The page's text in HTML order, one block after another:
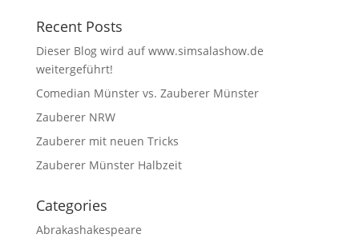
Recent Posts
Dieser Blog wird auf www.simsalashow.de
weitergeführt!
Comedian Münster vs. Zauberer Münster
Zauberer NRW
Zauberer mit neuen Tricks
Zauberer Münster Halbzeit
Categories
Abrakashakespeare